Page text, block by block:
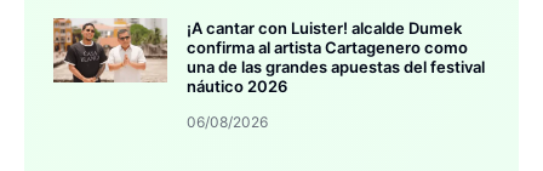
¡A cantar con Luister! alcalde Dumek
confirma al artista Cartagenero como
una de las grandes apuestas del festival
náutico 2026
06/08/2026